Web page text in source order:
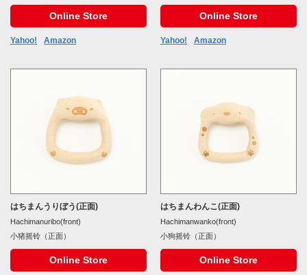
Online Store
Yahoo! Amazon
Online Store
Yahoo! Amazon
はちまんうりぼう(正面)
Hachimanuribo(front)
小猪摇铃（正面）
Online Store
はちまんわんこ(正面)
Hachimanwanko(front)
小狗摇铃（正面）
Online Store